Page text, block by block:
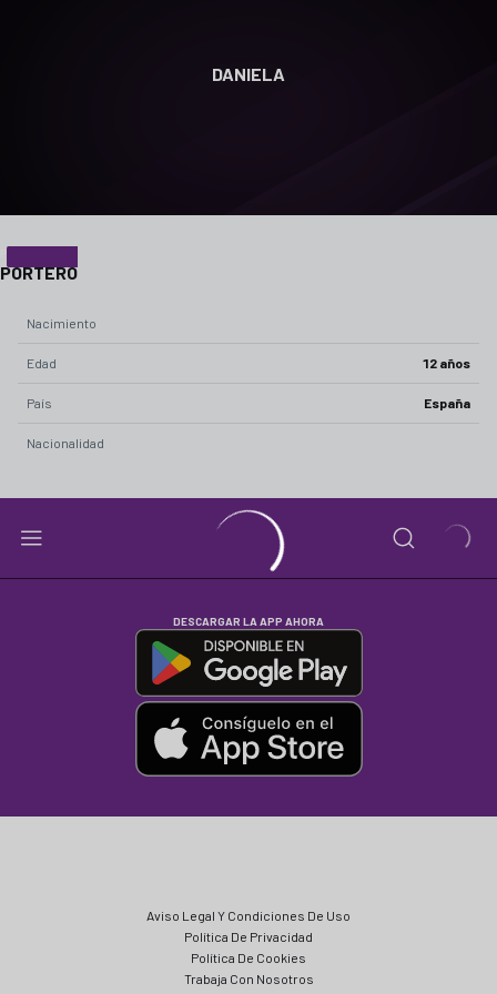
DANIELA
23
PORTERO
Nacimiento
Edad 12 años
País España
Nacionalidad
DESCARGAR LA APP AHORA
Aviso Legal Y Condiciones De Uso
Política De Privacidad
Política De Cookies
Trabaja Con Nosotros